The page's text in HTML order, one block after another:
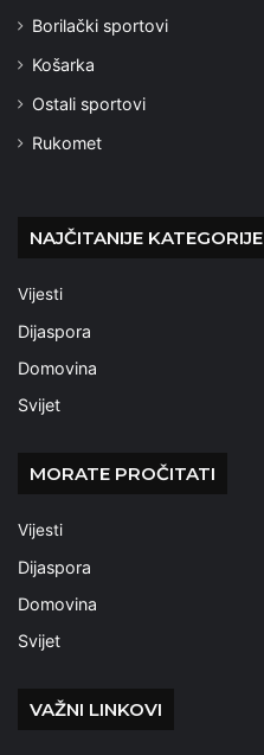
Borilački sportovi
Košarka
Ostali sportovi
Rukomet
NAJČITANIJE KATEGORIJE
Vijesti
Dijaspora
Domovina
Svijet
MORATE PROČITATI
Vijesti
Dijaspora
Domovina
Svijet
VAŽNI LINKOVI